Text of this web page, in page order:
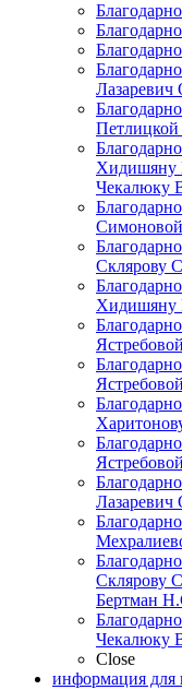
Лазаревич
Хидишяну
Чекалюку
Склярову
Хидишяну
Лазаревич
Склярову
Бертман
Чекалюку
Close
информация для